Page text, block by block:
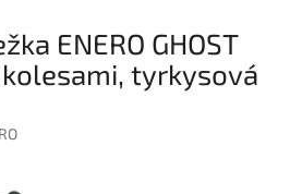
ENERO GHOST
kolesami, tyrkysová